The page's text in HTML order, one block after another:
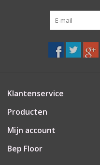
Klantenservice
Producten
Mijn account
Bep Floor